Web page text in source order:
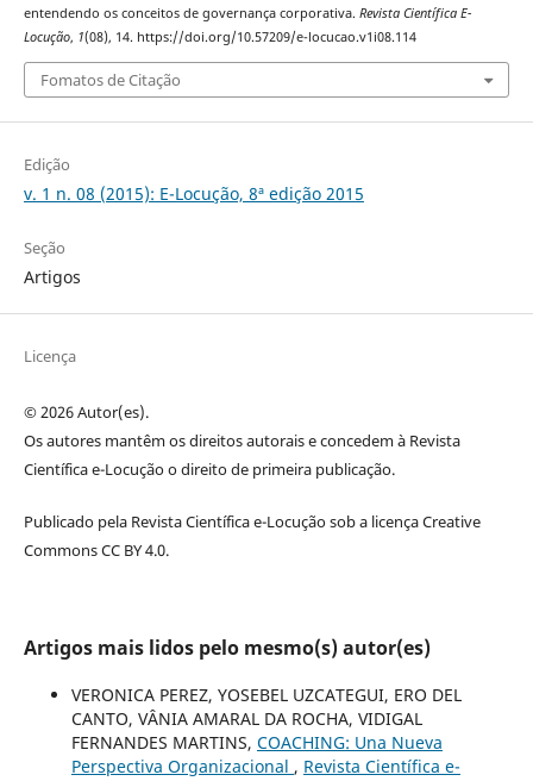
entendendo os conceitos de governança corporativa. Revista Científica E-
Locução, 1(08), 14. https://doi.org/10.57209/e-locucao.v1i08.114
Fomatos de Citação
Edição
v. 1 n. 08 (2015): E-Locução, 8ª edição 2015
Seção
Artigos
Licença
© 2026 Autor(es).
Os autores mantêm os direitos autorais e concedem à Revista
Científica e-Locução o direito de primeira publicação.
Publicado pela Revista Científica e-Locução sob a licença Creative
Commons CC BY 4.0.
Artigos mais lidos pelo mesmo(s) autor(es)
VERONICA PEREZ, YOSEBEL UZCATEGUI, ERO DEL
CANTO, VÂNIA AMARAL DA ROCHA, VIDIGAL
FERNANDES MARTINS, COACHING: Una Nueva
Perspectiva Organizacional , Revista Científica e-